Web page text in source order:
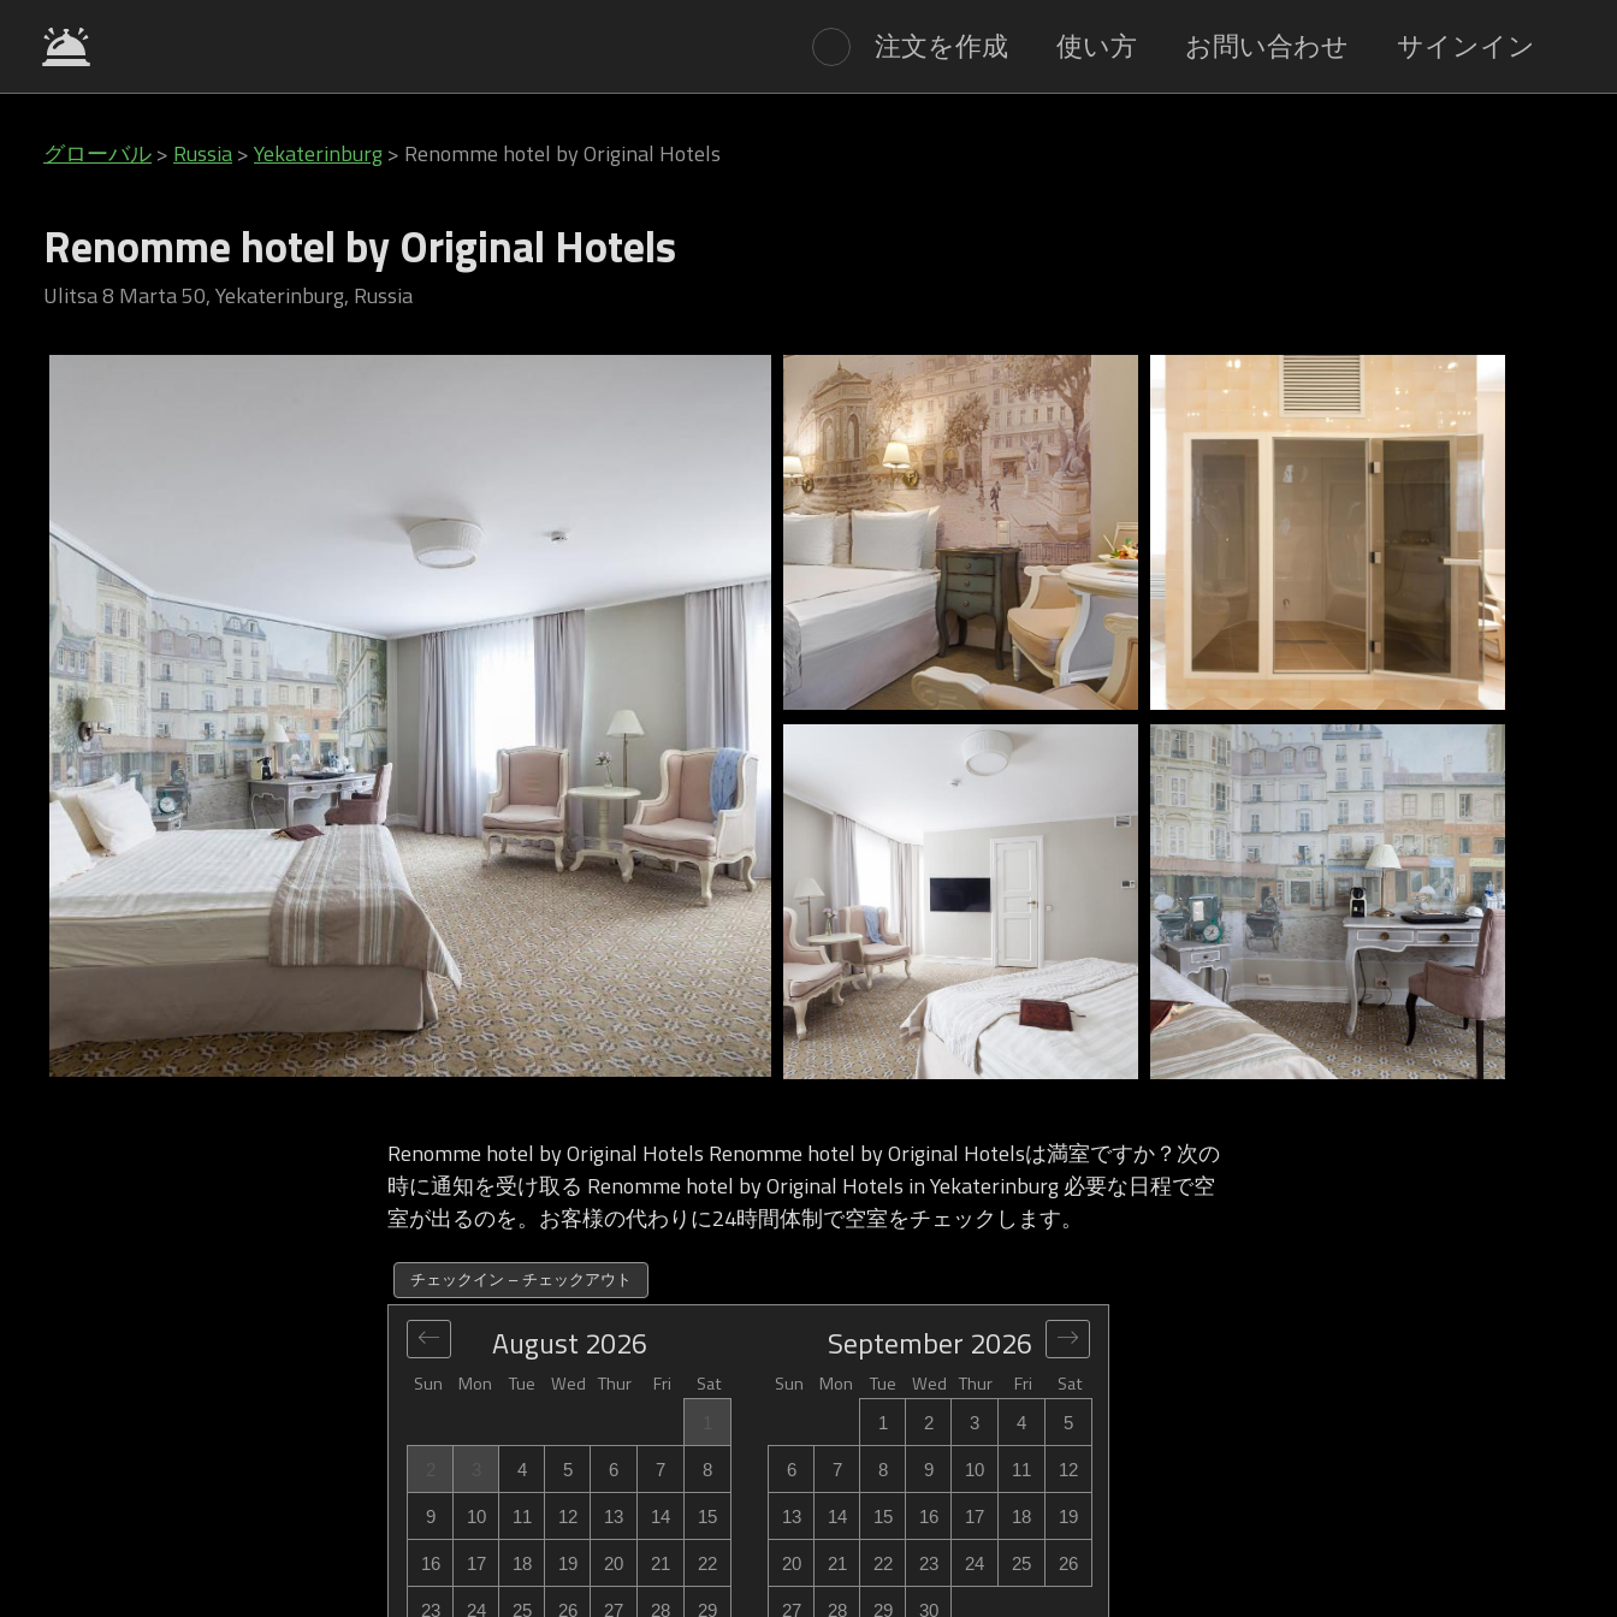
注文を作成 使い方 お問い合わせ サインイン
グローバル> Russia>Yekaterinburg> Renomme hotel by Original Hotels
Renomme hotel by Original Hotels
Ulitsa 8 Marta 50, Yekaterinburg, Russia
Renomme hotel by Original Hotels Renomme hotel by Original Hotelsは満室ですか？次の
時に通知を受け取る Renomme hotel by Original Hotels in Yekaterinburg 必要な日程で空
室が出るのを。お客様の代わりに24時間体制で空室をチェックします。
チェックイン – チェックアウト
Sun Mon Tue Wed Thur Fri Sat Sun Mon Tue Wed Thur Fri Sat
August 2026
4 5 6 7 8
9 10 11 12 13 14 15
16 17 18 19 20 21 22
23 24 25 26 27 28 29
September 2026
1 2 3 4 5
6 7 8 9 10 11 12
13 14 15 16 17 18 19
20 21 22 23 24 25 26
27 28 29 30